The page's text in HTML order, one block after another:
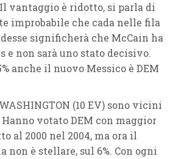
vantaggio è ridotto, si parla di
improbabile che cada nelle fila
significherà che McCain ha
e non sarà uno stato decisivo.
anche il nuovo Messico è DEM
WASHINGTON (10 EV) sono vicini
votato DEM con maggior
al 2000 nel 2004, ma ora il
non è stellare, sul 6%. Con ogni